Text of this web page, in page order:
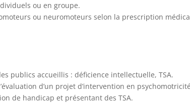
ou en groupe.
ou neuromoteurs selon la prescription
publics accueillis : déficience intellectuelle, TSA.
d’un projet d’intervention en
de handicap et présentant des TSA.